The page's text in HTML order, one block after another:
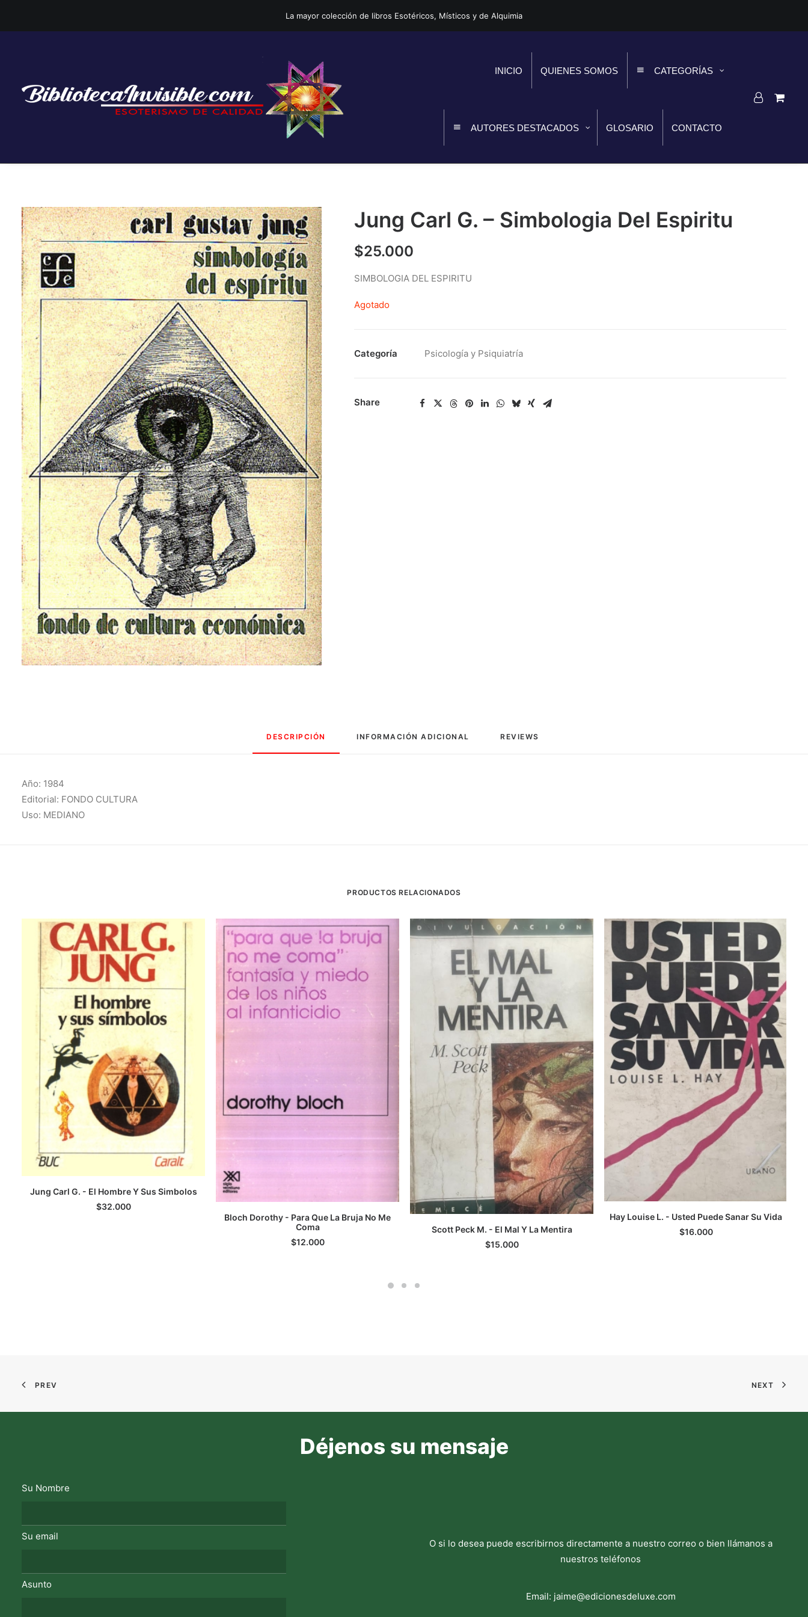
La mayor colección de libros Esotéricos, Místicos y de Alquimia
INICIO QUIENES SOMOS CATEGORÍAS
AUTORES DESTACADOS GLOSARIO CONTACTO
Jung Carl G. – Simbologia Del Espiritu
$25.000
SIMBOLOGIA DEL ESPIRITU
Agotado
Categoría Psicología y Psiquiatría
Share
DESCRIPCIÓN INFORMACIÓN ADICIONAL REVIEWS
Año: 1984
Editorial: FONDO CULTURA
Uso: MEDIANO
PRODUCTOS RELACIONADOS
LEER MÁS
Jung Carl G. - El Hombre Y Sus Simbolos
$32.000
AGREGAR AL CARRITO
Bloch Dorothy - Para Que La Bruja No Me
Coma
$12.000
Scott Peck M. - El Mal Y La Mentira
$15.000
Hay Louise L. - Usted Puede Sanar Su Vida
$16.000
PREV NEXT
Déjenos su mensaje
Su Nombre
Su email
Asunto
O si lo desea puede escribirnos directamente a nuestro correo o bien llámanos a
nuestros teléfonos
Email: jaime@edicionesdeluxe.com